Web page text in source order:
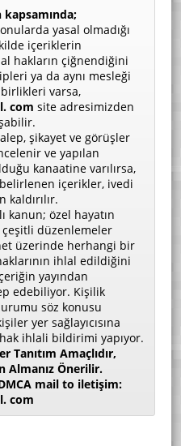
kapsamında;
yasal olmadığı
içeriklerin
hakların çiğnendiğini
ya da aynı mesleği
varsa,
com site adresimizden
şikayet ve görüşler
ve yapılan
kanaatine varılırsa,
içerikler, ivedi
kanun; özel hayatın
çeşitli düzenlemeler
üzerinde herhangi bir
ihlal edildiğini
yayından
edebiliyor. Kişilik
söz konusu
yer sağlayıcısına
ihlali bildirimi yapıyor.
Tanıtım Amaçlıdır,
Almanız Önerilir.
mail to iletişim:
com